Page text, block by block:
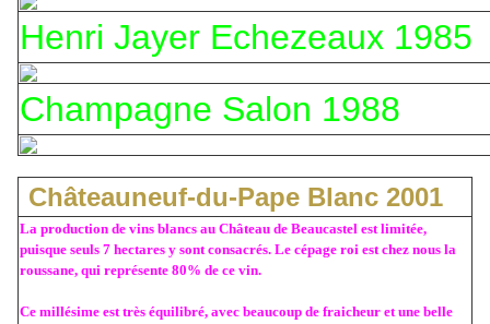
Henri Jayer Echezeaux 1985
Champagne Salon 1988
Châteauneuf-du-Pape Blanc 2001
La production de vins blancs au Château de Beaucastel est limitée,
puisque seuls 7 hectares y sont consacrés. Le cépage roi est chez nous la
roussane, qui représente 80% de ce vin.
Ce millésime est très équilibré, avec beaucoup de fraicheur et une belle